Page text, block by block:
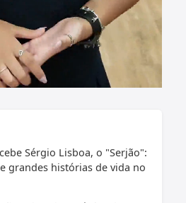
Sérgio Lisboa, o "Serjão":
grandes histórias de vida no